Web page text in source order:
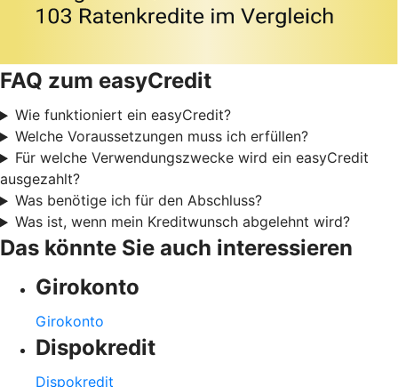
FAQ zum easyCredit
Wie funktioniert ein easyCredit?
Welche Voraussetzungen muss ich erfüllen?
Für welche Verwendungszwecke wird ein easyCredit
ausgezahlt?
Was benötige ich für den Abschluss?
Was ist, wenn mein Kreditwunsch abgelehnt wird?
Das könnte Sie auch interessieren
Girokonto
Girokonto
Dispokredit
Dispokredit